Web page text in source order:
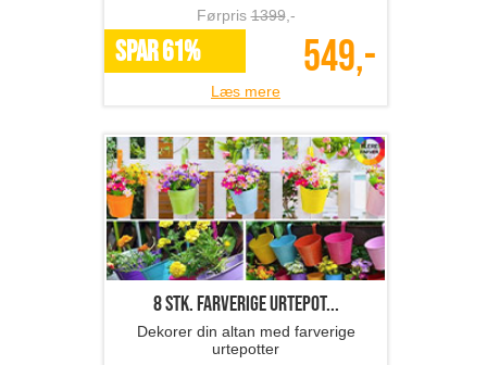
Førpris1399,-
SPAR 61% 549,-
Læs mere
8 stk. farverige urtepot...
Dekorer din altan med farverige
urtepotter